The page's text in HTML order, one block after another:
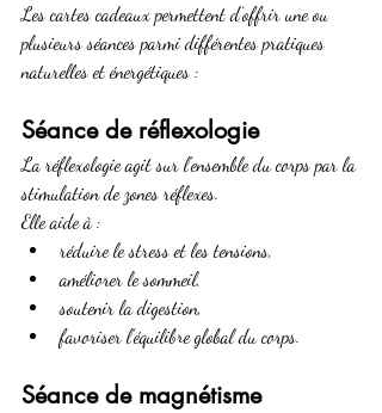
Les cartes cadeaux permettent d’offrir une ou
plusieurs séances parmi différentes pratiques
naturelles et énergétiques :
Séance de réflexologie
La réflexologie agit sur l’ensemble du corps par la
stimulation de zones réflexes.
Elle aide à :
réduire le stress et les tensions,
améliorer le sommeil,
soutenir la digestion,
favoriser l’équilibre global du corps.
Séance de magnétisme